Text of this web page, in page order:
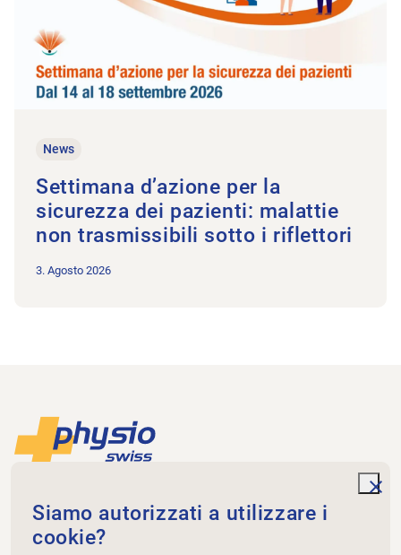
News
Settimana d’azione per la
sicurezza dei pazienti: malattie
non trasmissibili sotto i riflettori
3. Agosto 2026
Piè di pagina
Physioswiss
Dammweg 3
3013 Bern
Siamo autorizzati a utilizzare i
cookie?